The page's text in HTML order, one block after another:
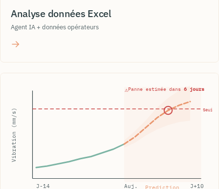
Analyse données Excel
Agent IA + données opérateurs
→
Seuil
Prediction
J-14 Auj. J+10
Vibration (mm/s)
⚠Panne estimée dans 6 jours